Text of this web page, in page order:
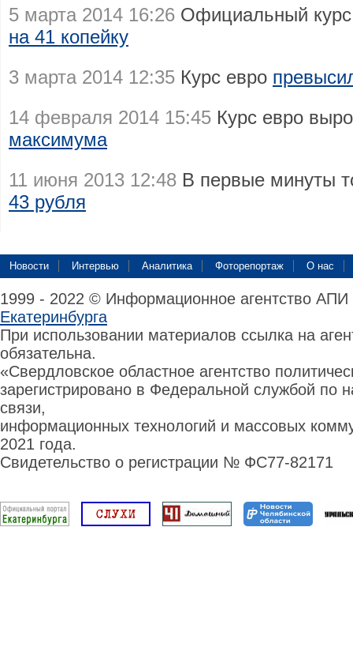
5 марта 2014 16:26 Официальный
на 41 копейку
3 марта 2014 12:35 Курс евро
14 февраля 2014 15:45 Курс евро
максимума
11 июня 2013 12:48 В первые минуты
43 рубля
Новости Интервью Аналитика Фоторепортаж О нас
1999 - 2022 © Информационное агентство
Екатеринбурга
При использовании материалов ссылка на
обязательна.
«Свердловское областное агентство
зарегистрировано в Федеральной службой по
связи,
информационных технологий и массовых
2021 года.
Свидетельство о регистрации № ФС77-82171